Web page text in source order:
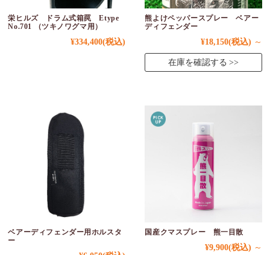
栄ヒルズ ドラム式箱罠 Etype
No.701 （ツキノワグマ用）
¥334,400(税込)
熊よけペッパースプレー ベアー
ディフェンダー
¥18,150(税込) ～
在庫を確認する
ベアーディフェンダー用ホルスタ
ー
国産クマスプレー 熊一目散
¥9,900(税込) ～